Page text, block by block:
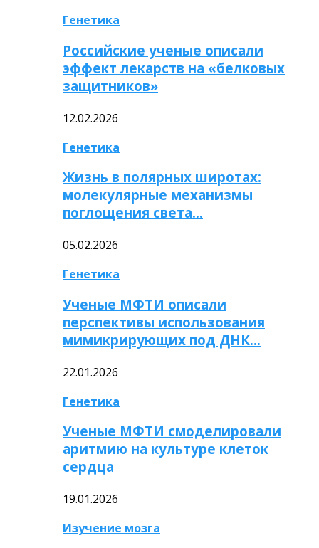
Генетика
Российские ученые описали
эффект лекарств на «белковых
защитников»
12.02.2026
Генетика
Жизнь в полярных широтах:
молекулярные механизмы
поглощения света…
05.02.2026
Генетика
Ученые МФТИ описали
перспективы использования
мимикрирующих под ДНК…
22.01.2026
Генетика
Ученые МФТИ смоделировали
аритмию на культуре клеток
сердца
19.01.2026
Изучение мозга